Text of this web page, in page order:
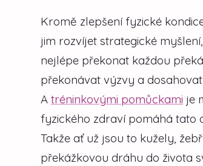
Kromě zlepšení fyzické
jim rozvíjet strategické
nejlépe překonat každou
překonávat výzvy a
A tréninkovými pomůckami je
fyzického zdraví pomáhá tato
Takže ať už jsou to kužely,
překážkovou dráhu do života